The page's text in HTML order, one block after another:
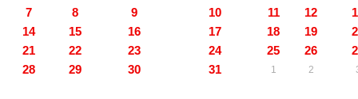
7
8 9 10 11 12
14
15 16 17 18 19
21
22 23 24 25 26
28
29 30 31 1 2